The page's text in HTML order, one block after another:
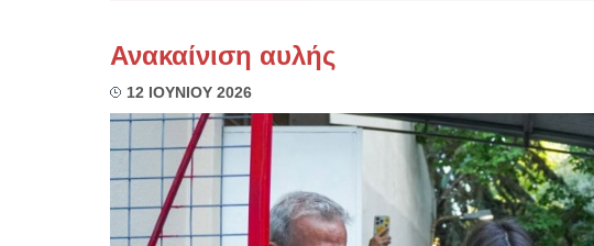
Ανακαίνιση αυλής
12 ΙΟΥΝΙΟΥ 2026